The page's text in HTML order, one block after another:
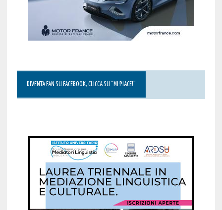
DIVENTA FAN SU FACEBOOK, CLICCA SU “MI PIACE!”